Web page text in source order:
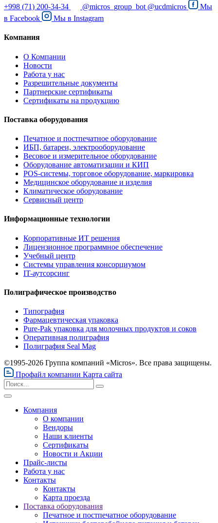
+998 (71) 200-34-34
@micros_group_bot @ucdmicros
Мы
в Facebook Мы в Instagram
Компания
О Компании
Новости
Работа у нас
Разрешительные документы
Партнерские сертификаты
Сертификаты на продукцию
Поставка оборудования
Печатное и постпечатное оборудование
ИБП, батареи, электрооборудование
Весовое и измерительное оборудование
Оборудование автоматизации и КИП
POS-системы, торговое оборудование, маркировка
Медицинское оборудование и изделия
Климатическое оборудование
Сервисный центр
Информационные технологии
Корпоративные ИТ решения
Лицензионное программное обеспечение
Учебный центр
Системы управления консорциумом
IT-аутсорсинг
Полиграфическое производство
Типография
Фармацевтическая упаковка
Pure-Pak упаковка для молочных продуктов и соков
Оперативная полиграфия
Полиграфия Seal Mag
©1995-2026 Группа компаний «Micros». Все права защищены.
Профайл компании Карта сайта
Компания
О компании
Вендоры
Наши клиенты
Сертификаты
Новости и Акции
Прайс-листы
Работа у нас
Контакты
Контакты
Карта проезда
Поставка оборудования
Печатное и постпечатное оборудование